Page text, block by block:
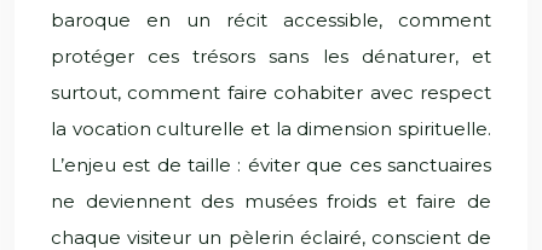
baroque en un récit accessible, comment
protéger ces trésors sans les dénaturer, et
surtout, comment faire cohabiter avec respect
la vocation culturelle et la dimension spirituelle.
L’enjeu est de taille : éviter que ces sanctuaires
ne deviennent des musées froids et faire de
chaque visiteur un pèlerin éclairé, conscient de